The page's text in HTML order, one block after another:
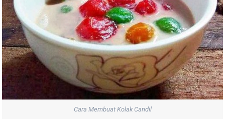
Cara Membuat Kolak Candil